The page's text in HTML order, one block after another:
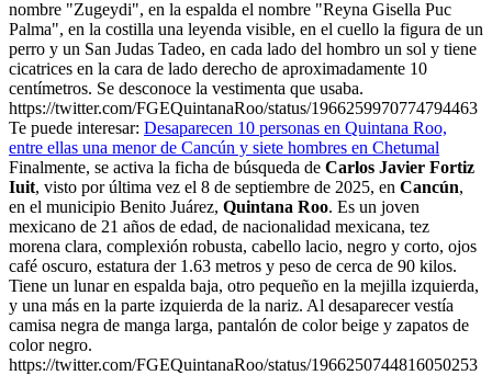
nombre "Zugeydi", en la espalda el nombre "Reyna Gisella Puc
Palma", en la costilla una leyenda visible, en el cuello la figura de un
perro y un San Judas Tadeo, en cada lado del hombro un sol y tiene
cicatrices en la cara de lado derecho de aproximadamente 10
centímetros. Se desconoce la vestimenta que usaba.
https://twitter.com/FGEQuintanaRoo/status/1966259970774794463
Te puede interesar: Desaparecen 10 personas en Quintana Roo,
entre ellas una menor de Cancún y siete hombres en Chetumal
Finalmente, se activa la ficha de búsqueda de Carlos Javier Fortiz
Iuit, visto por última vez el 8 de septiembre de 2025, en Cancún,
en el municipio Benito Juárez, Quintana Roo. Es un joven
mexicano de 21 años de edad, de nacionalidad mexicana, tez
morena clara, complexión robusta, cabello lacio, negro y corto, ojos
café oscuro, estatura der 1.63 metros y peso de cerca de 90 kilos.
Tiene un lunar en espalda baja, otro pequeño en la mejilla izquierda,
y una más en la parte izquierda de la nariz. Al desaparecer vestía
camisa negra de manga larga, pantalón de color beige y zapatos de
color negro.
https://twitter.com/FGEQuintanaRoo/status/1966250744816050253